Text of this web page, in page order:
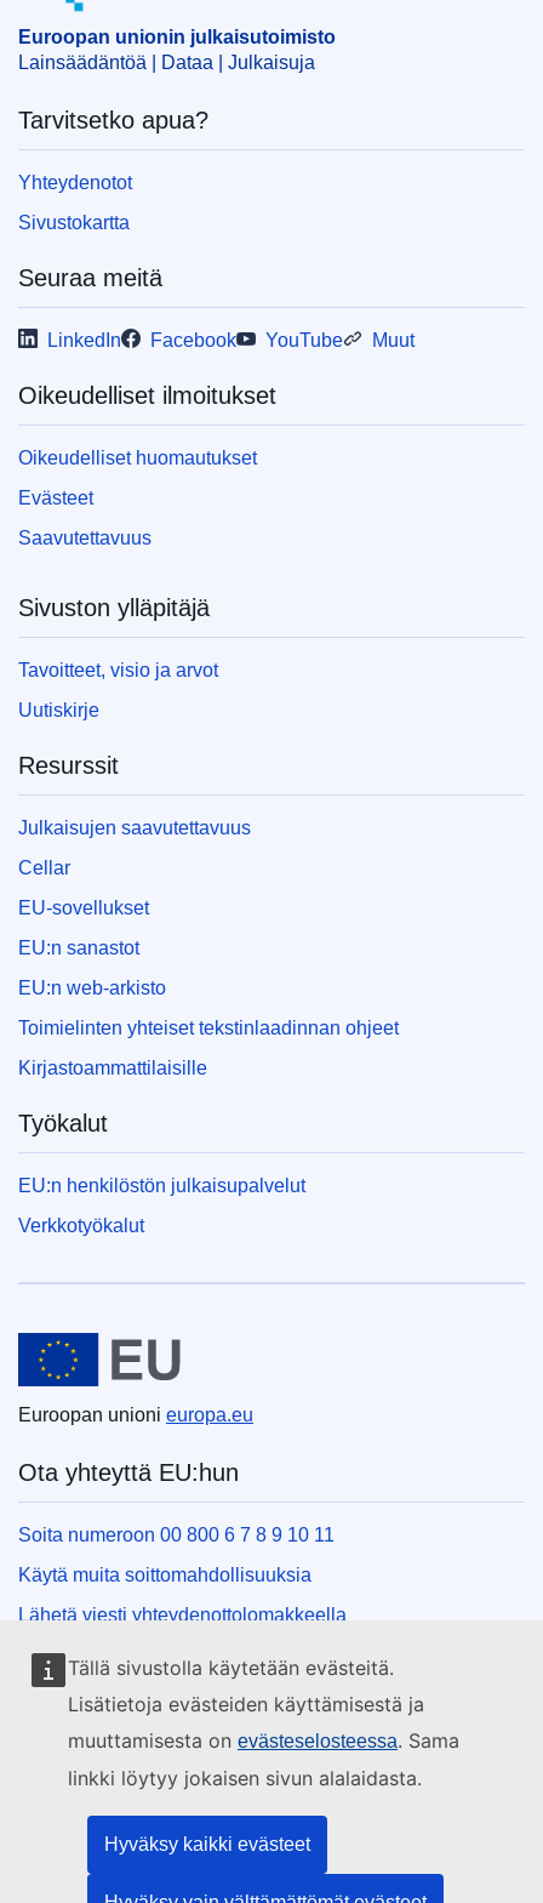
Tällä sivustolla käytetään evästeitä.
Lisätietoja evästeiden käyttämisestä ja
muuttamisesta on evästeselosteessa. Sama
linkki löytyy jokaisen sivun alalaidasta.
Hyväksy kaikki evästeet
Euroopan unionin julkaisutoimisto
Lainsäädäntöä | Dataa | Julkaisuja
Tarvitsetko apua?
Yhteydenotot
Sivustokartta
Seuraa meitä
LinkedIn Facebook YouTube Muut
Oikeudelliset ilmoitukset
Oikeudelliset huomautukset
Evästeet
Saavutettavuus
Sivuston ylläpitäjä
Tavoitteet, visio ja arvot
Uutiskirje
Resurssit
Julkaisujen saavutettavuus
Cellar
EU-sovellukset
EU:n sanastot
EU:n web-arkisto
Toimielinten yhteiset tekstinlaadinnan ohjeet
Kirjastoammattilaisille
Työkalut
EU:n henkilöstön julkaisupalvelut
Verkkotyökalut
Euroopan unioni
Euroopan unioni europa.eu
Ota yhteyttä EU:hun
Soita numeroon 00 800 6 7 8 9 10 11
Käytä muita soittomahdollisuuksia
Lähetä viesti yhteydenottolomakkeella
Käy EU:n tiedotuspisteessä
Sosiaalinen media
EU sosiaalisessa mediassa
EU:n toimielimet ja muut elimet